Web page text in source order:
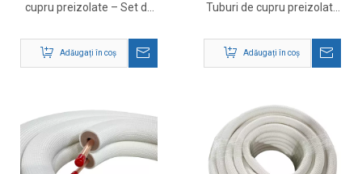
cupru preizolate – Set de
Adăugați în coș
Tuburi de cupru preizolate
agent frigorific HVAC
Adăugați în coș